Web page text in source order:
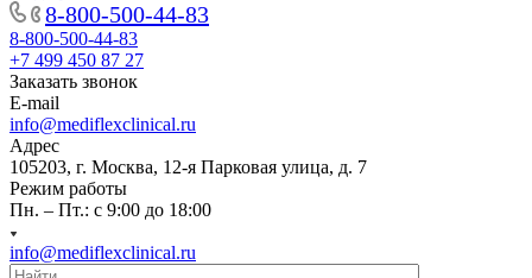
8-800-500-44-83
8-800-500-44-83
+7 499 450 87 27
Заказать звонок
E-mail
info@mediflexclinical.ru
Адрес
105203, г. Москва, 12-я Парковая улица, д. 7
Режим работы
Пн. – Пт.: с 9:00 до 18:00
info@mediflexclinical.ru